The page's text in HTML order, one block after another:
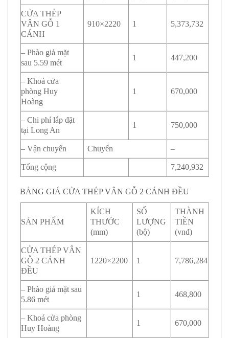
CỬA THÉP
VÂN GỖ 1
CÁNH
910×2220 1 5,373,732
– Phào giả mặt
sau 5.59 mét
1 447,200
– Khoá cửa
phòng Huy
Hoàng
1 670,000
– Chi phí lắp đặt
tại Long An
1 750,000
– Vận chuyển Chuyến –
Tổng cộng 7,240,932
BẢNG GIÁ CỬA THÉP VÂN GỖ 2 CÁNH ĐỀU
SẢN PHẨM
KÍCH
THƯỚC
(mm)
SỐ
LƯỢNG
(bộ)
THÀNH
TIỀN
(vnđ)
CỬA THÉP VÂN
GỖ 2 CÁNH
ĐỀU
1220×2200 1 7,786,284
– Phào giả mặt sau
5.86 mét
1 468,800
– Khoá cửa phòng
Huy Hoàng
1 670,000